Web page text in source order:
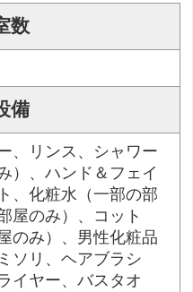
数
備
、リンス、シャワー
）、ハンド＆フェイ
、化粧水（一部の部
屋のみ）、コット
のみ）、男性化粧品
ソリ、ヘアブラシ
イヤー、バスタオ